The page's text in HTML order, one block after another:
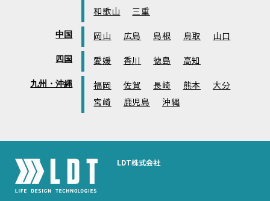
和歌山
三重
中国 岡山 広島 島根 鳥取 山口
四国 愛媛 香川 徳島 高知
九州・沖縄 福岡 佐賀 長崎 熊本
大分
宮崎
鹿児島 沖縄
LDT株式会社